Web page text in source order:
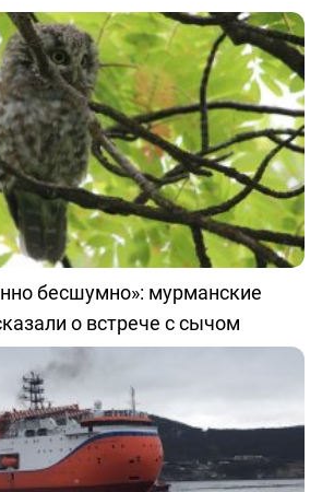
бесшумно»: мурманские
о встрече с сычом